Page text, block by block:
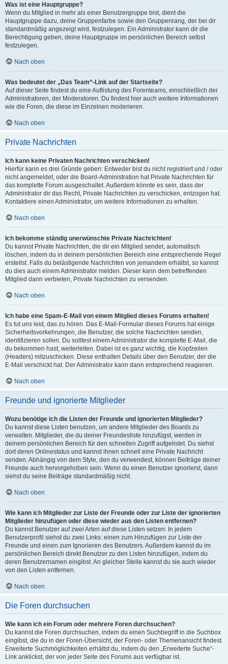
Was ist eine Hauptgruppe?
Wenn du Mitglied in mehr als einer Benutzergruppe bist, dient die
Hauptgruppe dazu, deine Gruppenfarbe sowie den Gruppenrang, der bei dir
standardmäßig angezeigt wird, festzulegen. Ein Administrator kann dir die
Berechtigung geben, deine Hauptgruppe im persönlichen Bereich selbst
festzulegen.
Nach oben
Was bedeutet der „Das Team“-Link auf der Startseite?
Auf dieser Seite findest du eine Auflistung des Forenteams, einschließlich der
Administratoren, der Moderatoren. Du findest hier auch weitere Informationen
wie die Foren, die diese im Einzelnen moderieren.
Nach oben
Private Nachrichten
Ich kann keine Privaten Nachrichten verschicken!
Hierfür kann es drei Gründe geben: Entweder bist du nicht registriert und / oder
nicht angemeldet, oder die Board-Administration hat Private Nachrichten für
das komplette Forum ausgeschaltet. Außerdem könnte es sein, dass der
Administrator dir das Recht, Private Nachrichten zu verschicken, entzogen hat.
Kontaktiere einen Administrator, um weitere Informationen zu erhalten.
Nach oben
Ich bekomme ständig unerwünschte Private Nachrichten!
Du kannst Private Nachrichten, die dir ein Mitglied sendet, automatisch
löschen, indem du in deinem persönlichen Bereich eine entsprechende Regel
erstellst. Falls du belästigende Nachrichten von jemandem erhältst, so kannst
du dies auch einem Administrator melden. Dieser kann dem betreffenden
Mitglied dann verbieten, Private Nachrichten zu versenden.
Nach oben
Ich habe eine Spam-E-Mail von einem Mitglied dieses Forums erhalten!
Es tut uns leid, das zu hören. Das E-Mail-Formular dieses Forums hat einige
Sicherheitsvorkehrungen, die Benutzer, die solche Nachrichten senden,
identifizieren sollen. Du solltest einem Administrator die komplette E-Mail, die
du bekommen hast, weiterleiten. Dabei ist es ganz wichtig, die Kopfzeilen
(Headers) mitzuschicken. Diese enthalten Details über den Benutzer, der die
E-Mail verschickt hat. Der Administrator kann dann entsprechend reagieren.
Nach oben
Freunde und ignorierte Mitglieder
Wozu benötige ich die Listen der Freunde und ignorierten Mitglieder?
Du kannst diese Listen benutzen, um andere Mitglieder des Boards zu
verwalten. Mitglieder, die du deiner Freundesliste hinzufügst, werden in
deinem persönlichen Bereich für den schnellen Zugriff aufgelistet. Du siehst
dort deren Onlinestatus und kannst ihnen schnell eine Private Nachricht
senden. Abhängig von dem Style, den du verwendest, können Beiträge deiner
Freunde auch hervorgehoben sein. Wenn du einen Benutzer ignorierst, dann
siehst du seine Beiträge standardmäßig nicht.
Nach oben
Wie kann ich Mitglieder zur Liste der Freunde oder zur Liste der ignorierten
Mitglieder hinzufügen oder diese wieder aus den Listen entfernen?
Du kannst Benutzer auf zwei Arten auf diese Listen setzen: In jedem
Benutzerprofil siehst du zwei Links: einen zum Hinzufügen zur Liste der
Freunde und einen zum Ignorieren des Benutzers. Außerdem kannst du im
persönlichen Bereich direkt Benutzer zu den Listen hinzufügen, indem du
deren Benutzernamen eingibst. An gleicher Stelle kannst du sie auch wieder
von den Listen entfernen.
Nach oben
Die Foren durchsuchen
Wie kann ich ein Forum oder mehrere Foren durchsuchen?
Du kannst die Foren durchsuchen, indem du einen Suchbegriff in die Suchbox
eingibst, die du in der Foren-Übersicht, der Foren- oder Themenansicht findest.
Erweiterte Suchmöglichkeiten erhältst du, indem du den „Erweiterte Suche“-
Link anklickst, der von jeder Seite des Forums aus verfügbar ist.